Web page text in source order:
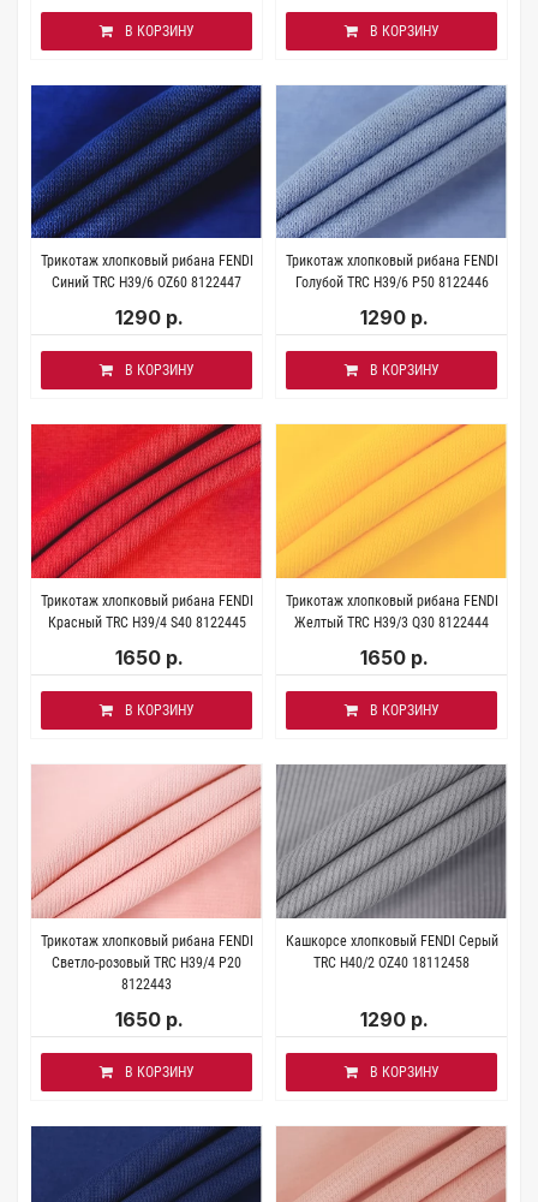
В КОРЗИНУ В КОРЗИНУ
Трикотаж хлопковый рибана FENDI
Синий TRC H39/6 OZ60 8122447
1290 р.
В КОРЗИНУ
Трикотаж хлопковый рибана FENDI
Голубой TRC H39/6 P50 8122446
1290 р.
В КОРЗИНУ
Трикотаж хлопковый рибана FENDI
Красный TRC H39/4 S40 8122445
1650 р.
В КОРЗИНУ
Трикотаж хлопковый рибана FENDI
Желтый TRC H39/3 Q30 8122444
1650 р.
В КОРЗИНУ
Трикотаж хлопковый рибана FENDI
Светло-розовый TRC H39/4 P20
8122443
1650 р.
В КОРЗИНУ
Кашкорсе хлопковый FENDI Серый
TRC H40/2 OZ40 18112458
1290 р.
В КОРЗИНУ